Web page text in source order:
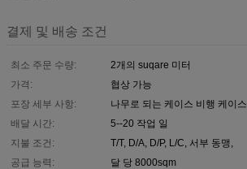
결제 및 배송 조건
최소 주문 수량:
2개의 suqare 미터
가격:
협상 가능
포장 세부 사항:
나무로 되는 케이스 비행 케이
배달 시간:
5--20 작업 일
지불 조건:
T/T, D/A, D/P, L/C, 서부 동맹,
공급 능력:
달 당 8000sqm